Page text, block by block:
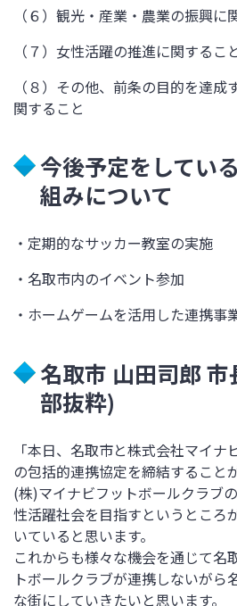
（６）観光・産業・農業の振興に
（７）女性活躍の推進に関するこ
（８）その他、前条の目的を達
関すること
今後予定をしてい
組みについて
・定期的なサッカー教室の実施
・名取市内のイベント参加
・ホームゲームを活用した連携事
名取市 山田司郎 市
部抜粋)
「本日、名取市と株式会社マイナ
の包括的連携協定を締結すること
(株)マイナビフットボールクラブ
性活躍社会を目指すというところ
いていると思います。
これからも様々な機会を通じて名
トボールクラブが連携しないがら
な街にしていきたいと思います。